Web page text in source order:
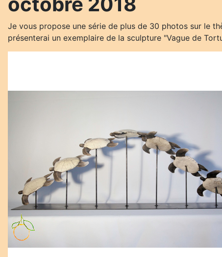
Je vous propose une série de plus de 30 photos sur le
présenterai un exemplaire de la sculpture "Vague de